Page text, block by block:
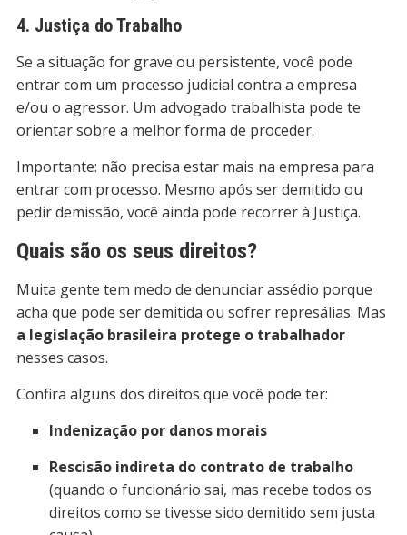
4. Justiça do Trabalho
Se a situação for grave ou persistente, você pode
entrar com um processo judicial contra a empresa
e/ou o agressor. Um advogado trabalhista pode te
orientar sobre a melhor forma de proceder.
Importante: não precisa estar mais na empresa para
entrar com processo. Mesmo após ser demitido ou
pedir demissão, você ainda pode recorrer à Justiça.
Quais são os seus direitos?
Muita gente tem medo de denunciar assédio porque
acha que pode ser demitida ou sofrer represálias. Mas
a legislação brasileira protege o trabalhador
nesses casos.
Confira alguns dos direitos que você pode ter:
Indenização por danos morais
Rescisão indireta do contrato de trabalho
(quando o funcionário sai, mas recebe todos os
direitos como se tivesse sido demitido sem justa